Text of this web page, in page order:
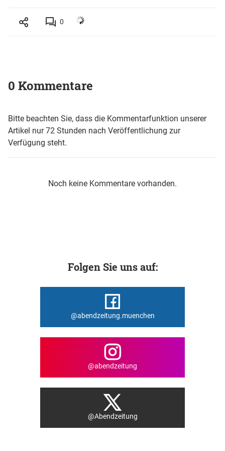
0
0 Kommentare
Bitte beachten Sie, dass die Kommentarfunktion unserer
Artikel nur 72 Stunden nach Veröffentlichung zur
Verfügung steht.
Noch keine Kommentare vorhanden.
Folgen Sie uns auf:
@abendzeitung.muenchen
@abendzeitung
@Abendzeitung